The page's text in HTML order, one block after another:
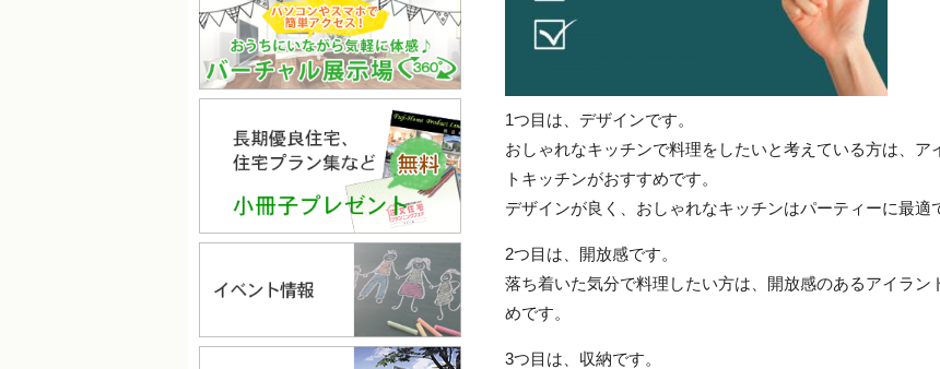
1つ目は、デザインです。
おしゃれなキッチンで料理をしたいと考えている方は、
トキッチンがおすすめです。
デザインが良く、おしゃれなキッチンはパーティーに最適
2つ目は、開放感です。
落ち着いた気分で料理したい方は、開放感のあるアイラ
めです。
3つ目は、収納です。